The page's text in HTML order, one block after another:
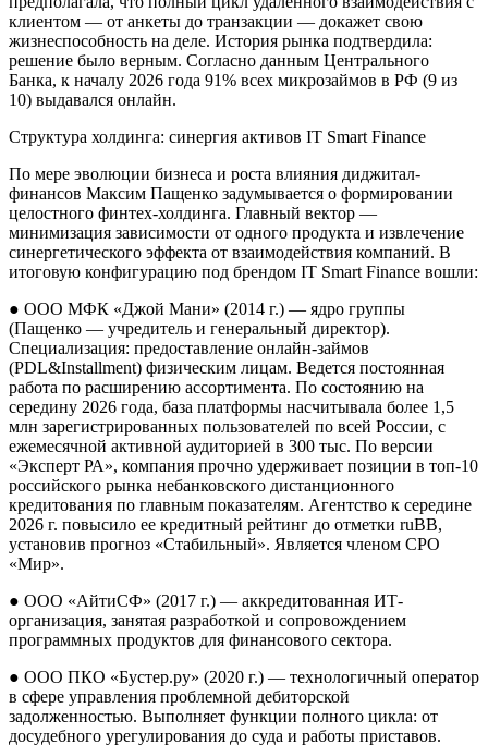
клиентом — от анкеты до транзакции — докажет свою
жизнеспособность на деле. История рынка подтвердила:
решение было верным. Согласно данным Центрального
Банка, к началу 2026 года 91% всех микрозаймов в РФ (9 из
10) выдавался онлайн.
Структура холдинга: синергия активов IT Smart Finance
По мере эволюции бизнеса и роста влияния диджитал-
финансов Максим Пащенко задумывается о формировании
целостного финтех-холдинга. Главный вектор —
минимизация зависимости от одного продукта и извлечение
синергетического эффекта от взаимодействия компаний. В
итоговую конфигурацию под брендом IT Smart Finance вошли:
● ООО МФК «Джой Мани» (2014 г.) — ядро группы
(Пащенко — учредитель и генеральный директор).
Специализация: предоставление онлайн-займов
(PDL&Installment) физическим лицам. Ведется постоянная
работа по расширению ассортимента. По состоянию на
середину 2026 года, база платформы насчитывала более 1,5
млн зарегистрированных пользователей по всей России, с
ежемесячной активной аудиторией в 300 тыс. По версии
«Эксперт РА», компания прочно удерживает позиции в топ-10
российского рынка небанковского дистанционного
кредитования по главным показателям. Агентство к середине
2026 г. повысило ее кредитный рейтинг до отметки ruBB,
установив прогноз «Стабильный». Является членом СРО
«Мир».
● ООО «АйтиСФ» (2017 г.) — аккредитованная ИТ-
организация, занятая разработкой и сопровождением
программных продуктов для финансового сектора.
● ООО ПКО «Бустер.ру» (2020 г.) — технологичный оператор
в сфере управления проблемной дебиторской
задолженностью. Выполняет функции полного цикла: от
досудебного урегулирования до суда и работы приставов.